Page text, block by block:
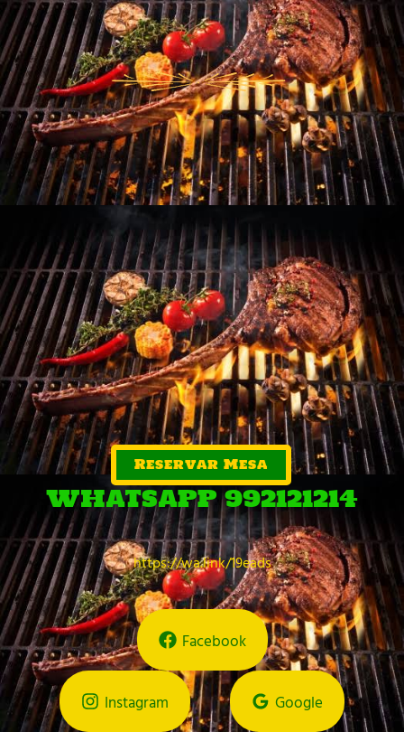
Reservar Mesa
WHATSAPP 992121214
https://wa.link/19eads
Facebook
Instagram Google